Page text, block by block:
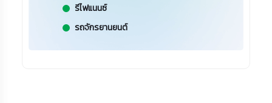
รีไฟแนนซ์
รถจักรยานยนต์